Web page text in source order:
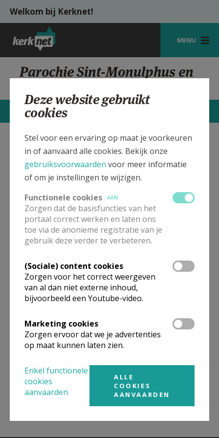
Overslaan en naar de inhoud gaan
Welkom bij Kerknet!
MENU
STARTPAGINA
VIERINGEN
ZOEKEN
HULP
AANMELDEN OF REGISTREREN
Parochie Sint-Monulphus en
STARTPAGINA
Verbergen
Sint-Monulphus en
Gondulphus, Kaulille
Bekijk de details voor de weekendvieringen die doorgaan
in deze kerk, het adres van de kerk, alsook een lijst met
kerken in de buurt.
ALLE DETAILS TONEN
Omgeving
links naar kerken, eventueel van andere
organisaties, in de buurt.
Deze website gebruikt
cookies
Stel voor een ervaring op maat je voorkeuren
in of aanvaard alle cookies. Bekijk onze
gebruiksvoorwaarden voor meer informatie
of om je instellingen te wijzigen.
Functionele cookies
AAN
Zorgen dat de basisfuncties van het
portaal correct werken en laten ons
toe via de anonieme registratie van je
gebruik deze verder te verbeteren.
(Sociale) content cookies
Zorgen voor het correct weergeven
van al dan niet externe inhoud,
bijvoorbeeld een Youtube-video.
Marketing cookies
Zorgen ervoor dat we je advertenties
op maat kunnen laten zien.
Enkel functionele
cookies
aanvaarden
ALLE
COOKIES
AANVAARDEN